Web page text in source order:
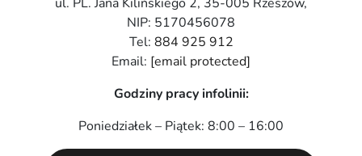
NIP: 5170456078
Tel: 884 925 912
Email: [email protected]
Godziny pracy infolinii:
Poniedziałek – Piątek: 8:00 – 16:00